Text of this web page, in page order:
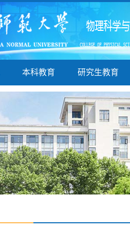
本科教育 研究生教育